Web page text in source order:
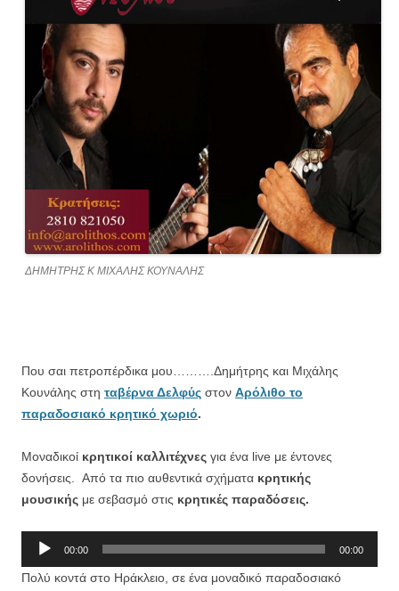
ΔΗΜΗΤΡΗΣ Κ ΜΙΧΑΛΗΣ ΚΟΥΝΑΛΗΣ
Που σαι πετροπέρδικα μου……….Δημήτρης και Μιχάλης
Κουνάλης στη ταβέρνα Δελφύς στον Αρόλιθο το
παραδοσιακό κρητικό χωριό.
Μοναδικοί κρητικοί καλλιτέχνες για ένα live με έντονες
δονήσεις. Από τα πιο αυθεντικά σχήματα κρητικής
μουσικής με σεβασμό στις κρητικές παραδόσεις.
Πρόγραμμα
Ήχου
00:00 00:00
Πολύ κοντά στο Ηράκλειο, σε ένα μοναδικό παραδοσιακό